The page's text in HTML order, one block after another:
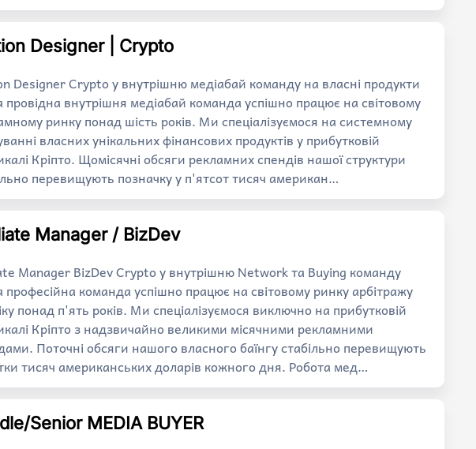
Designer | Crypto
Designer Crypto у внутрішню медіабай команду на власні продукти
внутрішня медіабай команда успішно працює на світовому
ринку понад шість років. Ми спеціалізуємося на системному
власних унікальних фінансових продуктів у прибутковій
Кріпто. Щомісячні обсяги рекламних спендів нашої структури
перевищують позначку у п'ятсот тисяч американ…
Manager / BizDev
Manager BizDev Crypto у внутрішню Network та Buying команду
команда успішно працює на світовому ринку арбітражу
понад п'ять років. Ми спеціалізуємося виключно на прибутковій
Кріпто з надзвичайно великими місячними рекламними
Поточні обсяги нашого власного баїнгу стабільно перевищують
тисяч американських доларів кожного дня. Робота мед…
Senior MEDIA BUYER